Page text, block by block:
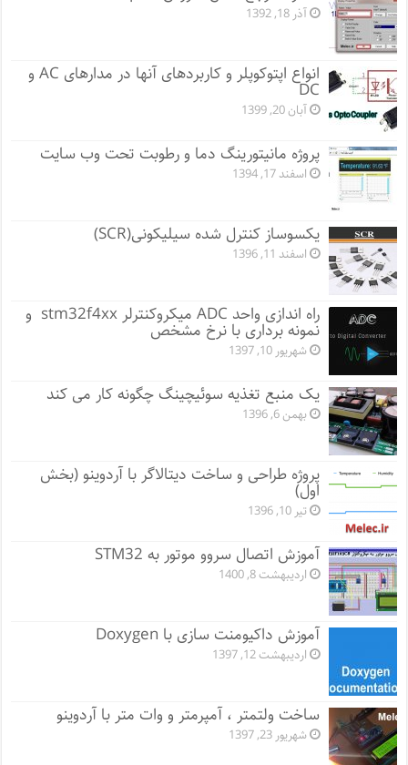
آذر 18, 1392
انواع اپتوکوپلر و کاربردهای آنها در مدارهای AC و
DC
آبان 20, 1399
پروژه مانيتورينگ دما و رطوبت تحت وب سایت
اسفند 17, 1394
یکسوساز کنترل شده سیلیکونی(SCR)
اسفند 11, 1396
راه اندازی واحد ADC میکروکنترلر stm32f4xx و
نمونه برداری با نرخ مشخص
شهریور 10, 1397
یک منبع تغذیه سوئیچینگ چگونه کار می کند
بهمن 6, 1396
پروژه طراحی و ساخت دیتالاگر با آردوینو (بخش
اول)
تیر 10, 1396
آموزش اتصال سروو موتور به STM32
اردیبهشت 8, 1400
آموزش داکیومنت سازی با Doxygen
اردیبهشت 12, 1397
ساخت ولتمتر ، آمپرمتر و وات متر با آردوینو
شهریور 23, 1397